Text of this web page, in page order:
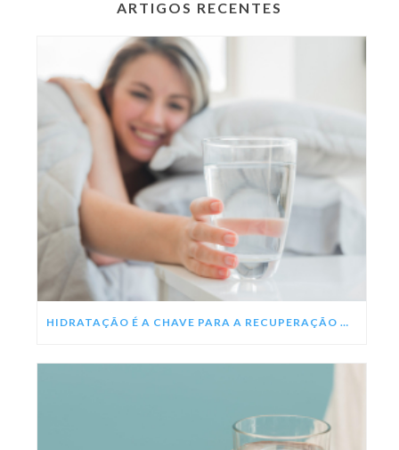
ARTIGOS RECENTES
HIDRATAÇÃO É A CHAVE PARA A RECUPERAÇÃO DA DENGUE